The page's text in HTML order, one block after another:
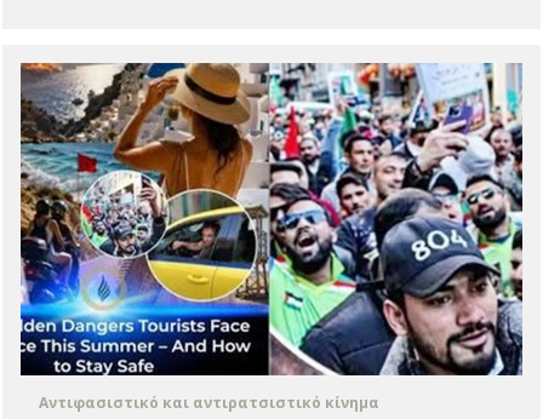
Αντιφασιστικό και αντιρατσιστικό κίνημα